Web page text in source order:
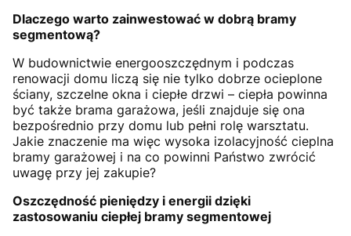
Dlaczego warto zainwestować w dobrą bramy
segmentową?
W budownictwie energooszczędnym i podczas
renowacji domu liczą się nie tylko dobrze ocieplone
ściany, szczelne okna i ciepłe drzwi – ciepła powinna
być także brama garażowa, jeśli znajduje się ona
bezpośrednio przy domu lub pełni rolę warsztatu.
Jakie znaczenie ma więc wysoka izolacyjność cieplna
bramy garażowej i na co powinni Państwo zwrócić
uwagę przy jej zakupie?
Oszczędność pieniędzy i energii dzięki
zastosowaniu ciepłej bramy segmentowej